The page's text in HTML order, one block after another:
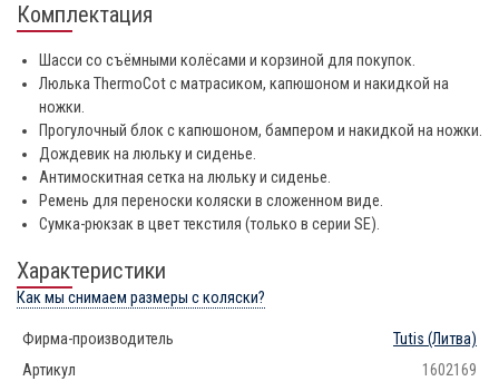
Комплектация
Шасси со съёмными колёсами и корзиной для покупок.
Люлька ThermoCot с матрасиком, капюшоном и накидкой на
ножки.
Прогулочный блок с капюшоном, бампером и накидкой на ножки.
Дождевик на люльку и сиденье.
Антимоскитная сетка на люльку и сиденье.
Ремень для переноски коляски в сложенном виде.
Сумка-рюкзак в цвет текстиля (только в серии SE).
Характеристики
Как мы снимаем размеры с коляски?
Фирма-производитель Tutis (Литва)
Артикул
1602169